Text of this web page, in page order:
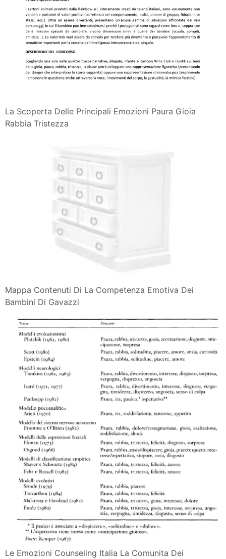
La Scoperta Delle Principali Emozioni Paura Gioia
Rabbia Tristezza
Mappa Contenuti Di La Competenza Emotiva Dei
Bambini Di Gavazzi
Le Emozioni Counseling Italia La Comunita Dei